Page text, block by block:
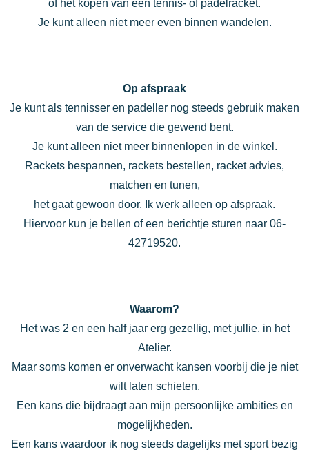
of het kopen van een tennis- of padelracket.
Je kunt alleen niet meer even binnen wandelen.
Op afspraak
Je kunt als tennisser en padeller nog steeds gebruik maken
van de service die gewend bent.
Je kunt alleen niet meer binnenlopen in de winkel.
Rackets bespannen, rackets bestellen, racket advies,
matchen en tunen,
het gaat gewoon door. Ik werk alleen op afspraak.
Hiervoor kun je bellen of een berichtje sturen naar 06-
42719520.
Waarom?
Het was 2 en een half jaar erg gezellig, met jullie, in het
Atelier.
Maar soms komen er onverwacht kansen voorbij die je niet
wilt laten schieten.
Een kans die bijdraagt aan mijn persoonlijke ambities en
mogelijkheden.
Een kans waardoor ik nog steeds dagelijks met sport bezig